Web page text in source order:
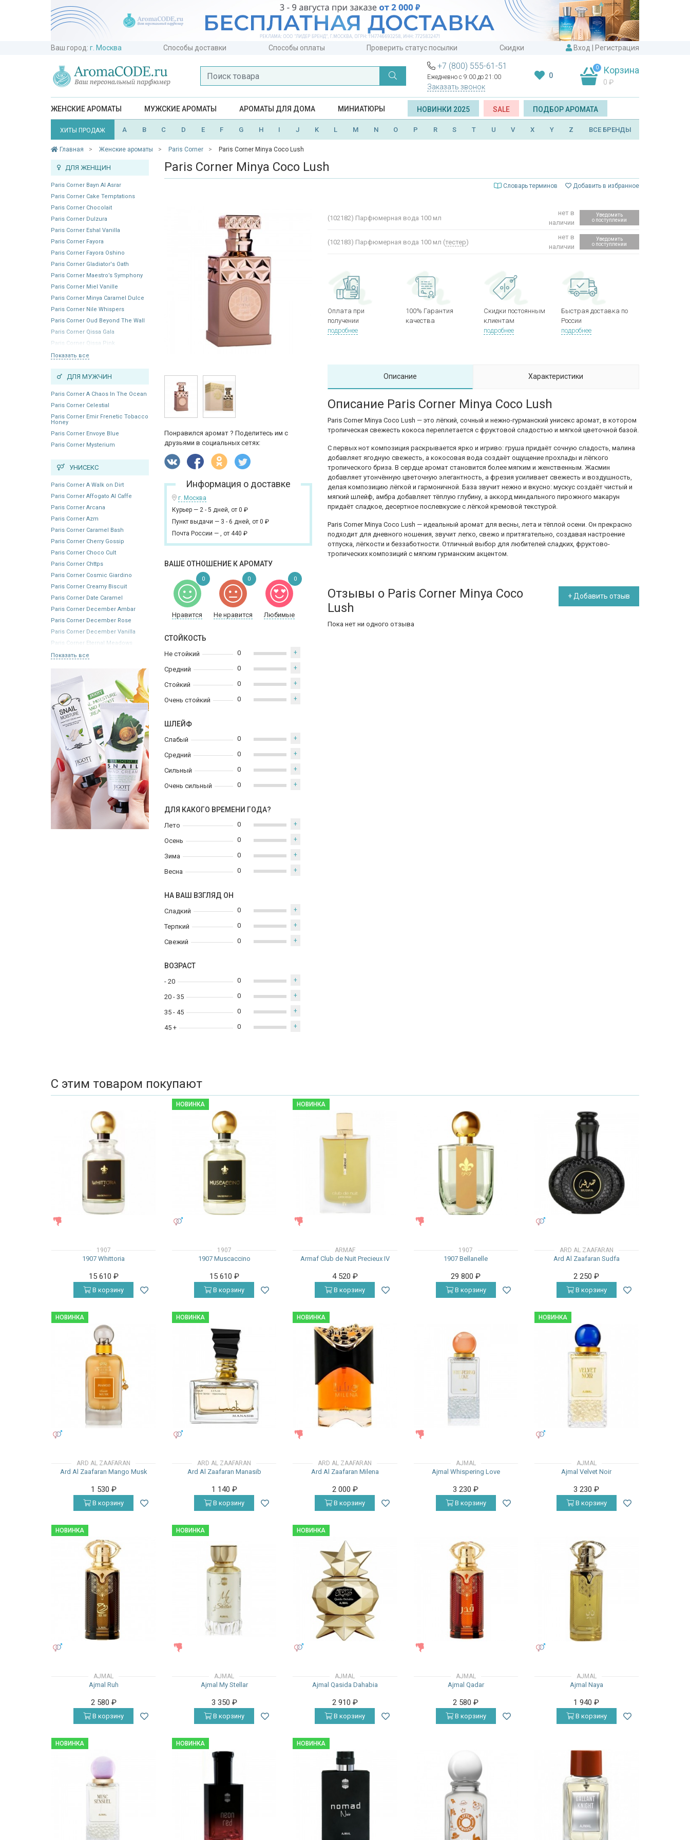
Ваш город: г. Москва Способы доставки Способы оплаты Проверить статус посылки Скидки Вход Регистрация
+7 (800) 555-61-51
Ежедневно с 9:00 до 21:00
Заказать звонок
0
0 Корзина
0 ₽
ЖЕНСКИЕ АРОМАТЫ МУЖСКИЕ АРОМАТЫ АРОМАТЫ ДЛЯ ДОМА МИНИАТЮРЫ НОВИНКИ 2025 SALE ПОДБОР АРОМАТА
ХИТЫ ПРОДАЖ A B C D E F G H I J K L M N O P R S T U V X Y Z ВСЕ БРЕНДЫ
Главная Женские ароматы Paris Corner Paris Corner Minya Coco Lush
ДЛЯ ЖЕНЩИН
Paris Corner Bayn Al Asrar
Paris Corner Cake Temptations
Paris Corner Chocolait
Paris Corner Dulzura
Paris Corner Eshal Vanilla
Paris Corner Fayora
Paris Corner Fayora Oshino
Paris Corner Gladiator's Oath
Paris Corner Maestro’s Symphony
Paris Corner Miel Vanille
Paris Corner Minya Caramel Dulce
Paris Corner Nile Whispers
Paris Corner Oud Beyond The Wall
Paris Corner Qissa Gala
Paris Corner Qissa Pink
Показать все
ДЛЯ МУЖЧИН
Paris Corner A Chaos In The Ocean
Paris Corner Celestial
Paris Corner Emir Frenetic Tobacco
Honey
Paris Corner Envoye Blue
Paris Corner Mysterium
УНИСЕКС
Paris Corner A Walk on Dirt
Paris Corner Affogato Al Caffe
Paris Corner Arcana
Paris Corner Azm
Paris Corner Caramel Bash
Paris Corner Cherry Gossip
Paris Corner Choco Cult
Paris Corner Chttps
Paris Corner Cosmic Giardino
Paris Corner Creamy Biscuit
Paris Corner Date Caramel
Paris Corner December Ambar
Paris Corner December Rose
Paris Corner December Vanilla
Paris Corner Eternal Meadows
Показать все
Paris Corner Minya Coco Lush
Словарь терминов Добавить в избранное
Понравился аромат ? Поделитесь им с
друзьями в социальных сетях:
Информация о доставке
г. Москва
Курьер — 2 - 5 дней, от 0 ₽
Пункт выдачи — 3 - 6 дней, от 0 ₽
Почта России — , от 440 ₽
ВАШЕ ОТНОШЕНИЕ К АРОМАТУ
Нравится Не нравится Любимые
0 0 0
СТОЙКОСТЬ
Не стойкий
Средний
Стойкий
Очень стойкий
0 +
0 +
0 +
0 +
ШЛЕЙФ
Слабый
Средний
Сильный
Очень сильный
0 +
0 +
0 +
0 +
ДЛЯ КАКОГО ВРЕМЕНИ ГОДА?
Лето
Осень
Зима
Весна
0 +
0 +
0 +
0 +
НА ВАШ ВЗГЛЯД ОН
Сладкий
Терпкий
Свежий
0 +
0 +
0 +
ВОЗРАСТ
- 20
20 - 35
35 - 45
45 +
0 +
0 +
0 +
0 +
(102182) Парфюмерная вода 100 мл
нет в
наличии
Уведомить
о поступлении
(102183) Парфюмерная вода 100 мл (тестер)
нет в
наличии
Уведомить
о поступлении
Оплата при
получении
подробнее
100% Гарантия
качества
Скидки постоянным
клиентам
подробнее
Быстрая доставка по
России
подробнее
Описание Характеристики
Описание Paris Corner Minya Coco Lush
Paris Corner Minya Coco Lush — это лёгкий, сочный и нежно-гурманский унисекс аромат, в котором
тропическая свежесть кокоса переплетается с фруктовой сладостью и мягкой цветочной базой.
С первых нот композиция раскрывается ярко и игриво: груша придаёт сочную сладость, малина
добавляет ягодную свежесть, а кокосовая вода создаёт ощущение прохлады и лёгкого
тропического бриза. В сердце аромат становится более мягким и женственным. Жасмин
добавляет утончённую цветочную элегантность, а фрезия усиливает свежесть и воздушность,
делая композицию лёгкой и гармоничной. База звучит нежно и вкусно: мускус создаёт чистый и
мягкий шлейф, амбра добавляет тёплую глубину, а аккорд миндального пирожного макарун
придаёт сладкое, десертное послевкусие с лёгкой кремовой текстурой.
Paris Corner Minya Coco Lush — идеальный аромат для весны, лета и тёплой осени. Он прекрасно
подходит для дневного ношения, звучит легко, свежо и притягательно, создавая настроение
отпуска, лёгкости и беззаботности. Отличный выбор для любителей сладких, фруктово-
тропических композиций с мягким гурманским акцентом.
Отзывы о Paris Corner Minya Coco
Lush
+ Добавить отзыв
Пока нет ни одного отзыва
С этим товаром покупают
1907
1907 Whittoria
15 610 ₽
В корзину
НОВИНКА
1907
1907 Muscaccino
15 610 ₽
В корзину
НОВИНКА
ARMAF
Armaf Club de Nuit Precieux IV
4 520 ₽
В корзину
1907
1907 Bellanelle
29 800₽
В корзину
ARD AL ZAAFARAN
Ard Al Zaafaran Sudfa
2 250₽
В корзину
НОВИНКА
ARD AL ZAAFARAN
Ard Al Zaafaran Mango Musk
1 530 ₽
В корзину
НОВИНКА
ARD AL ZAAFARAN
Ard Al Zaafaran Manasib
1 140 ₽
В корзину
НОВИНКА
ARD AL ZAAFARAN
Ard Al Zaafaran Milena
2 000 ₽
В корзину
AJMAL
Ajmal Whispering Love
3 230₽
В корзину
НОВИНКА
AJMAL
Ajmal Velvet Noir
3 230₽
В корзину
НОВИНКА
AJMAL
Ajmal Ruh
2 580 ₽
В корзину
НОВИНКА
AJMAL
Ajmal My Stellar
3 350 ₽
В корзину
НОВИНКА
AJMAL
Ajmal Qasida Dahabia
2 910 ₽
В корзину
AJMAL
Ajmal Qadar
2 580₽
В корзину
AJMAL
Ajmal Naya
1 940₽
В корзину
НОВИНКА НОВИНКА НОВИНКА